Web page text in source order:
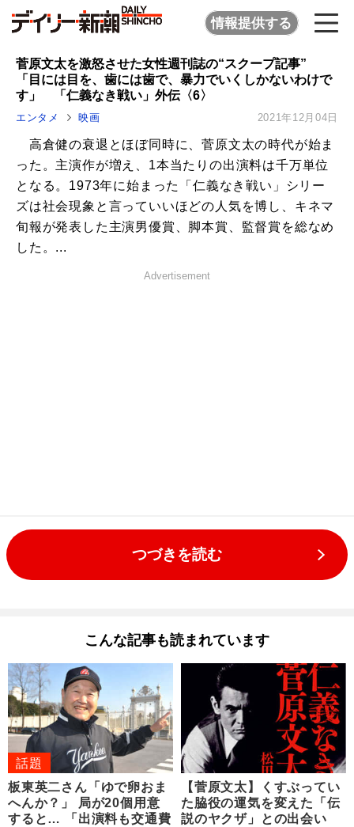
情報提供する
菅原文太を激怒させた女性週刊誌の“スクープ記事”
「目には目を、歯には歯で、暴力でいくしかないわけで
す」 「仁義なき戦い」外伝〈6〉
エンタメ 映画 2021年12月04日
高倉健の衰退とほぼ同時に、菅原文太の時代が始ま
った。主演作が増え、1本当たりの出演料は千万単位
となる。1973年に始まった「仁義なき戦い」シリー
ズは社会現象と言っていいほどの人気を博し、キネマ
旬報が発表した主演男優賞、脚本賞、監督賞を総なめ
した。...
Advertisement
つづきを読む
こんな記事も読まれています
話題
板東英二さん「ゆで卵おま
へんか？」 局が20個用意
すると… 「出演料も交通費
【菅原文太】くすぶってい
た脇役の運気を変えた「伝
説のヤクザ」との出会い